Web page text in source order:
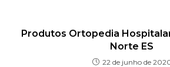
Produtos Ortopedia
Norte ES
22 de junho de